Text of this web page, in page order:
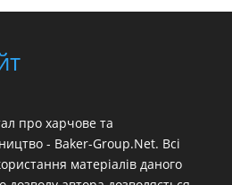
про харчове та
- Baker-Group.Net. Всі
матеріалів даного